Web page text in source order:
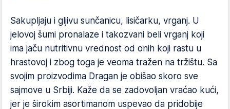
Sakupljaju i gljivu sunčanicu, lisičarku, vrganj. U
jelovoj šumi pronalaze i takozvani beli vrganj koji
ima jaču nutritivnu vrednost od onih koji rastu u
hrastovoj i zbog toga je veoma tražen na tržištu. Sa
svojim proizvodima Dragan je obišao skoro sve
sajmove u Srbiji. Kaže da se zadovoljan vraćao kući,
jer je širokim asortimanom uspevao da pridobije